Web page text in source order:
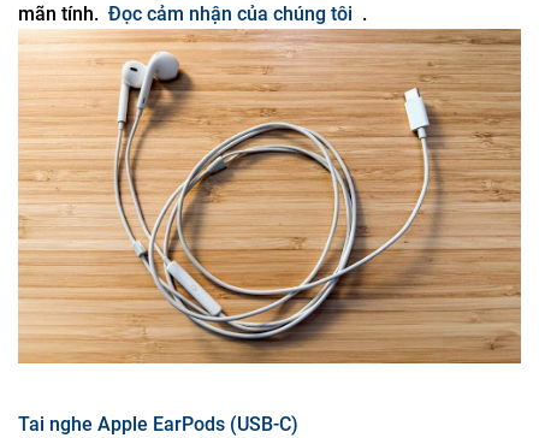
mãn tính. Đọc cảm nhận của chúng tôi .
Tai nghe Apple EarPods (USB-C)